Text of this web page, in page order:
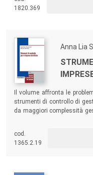
1820.369
Anna Lia
Il volume affronta le
strumenti di controllo di
da maggiori complessità
gli organizzatori
delle problematiche da
anche ad esempi pratici.
cod.
1365.2.19